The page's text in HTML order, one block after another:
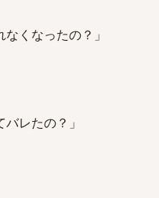
くなったの？」
レたの？」